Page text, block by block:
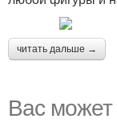
читать дальше →
Вас может